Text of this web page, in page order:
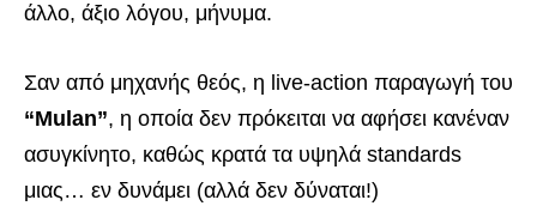
άλλο, άξιο λόγου, μήνυμα.
Σαν από μηχανής θεός, η live-action παραγωγή του
“Μulan”, η οποία δεν πρόκειται να αφήσει κανέναν
ασυγκίνητο, καθώς κρατά τα υψηλά standards
μιας… εν δυνάμει (αλλά δεν δύναται!)